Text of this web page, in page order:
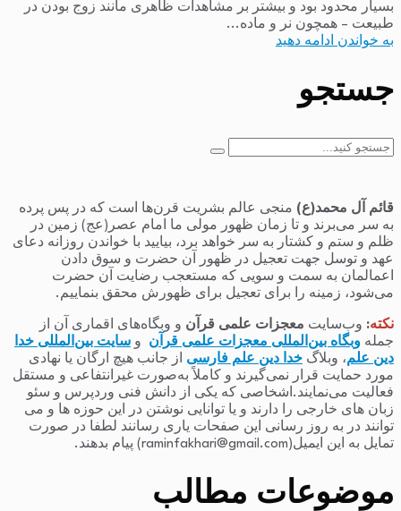
بسیار محدود بود و بیشتر بر مشاهدات ظاهری مانند زوج بودن در
طبیعت – همچون نر و ماده...
به خواندن ادامه دهید
جستجو
جستجو
قائم آل محمد(ع) منجی عالم بشریت قرن‌ها است که در پس پرده
به سر می‌برند و تا زمان ظهور مولی ما امام عصر(عج) زمین در
ظلم و ستم و کشتار به سر خواهد برد، بیایید با خواندن روزانه دعای
عهد و توسل جهت تعجیل در ظهور آن حضرت و سوق دادن
اعمالمان به سمت و سویی که مستعجب رضایت آن حضرت
می‌شود، زمینه را برای تعجیل برای ظهورش محقق بنماییم.
نکته: وب‌سایت معجزات علمی قرآن و وبگاه‌های اقماری آن از
جمله وبگاه بین‌المللی معجزات علمی قرآن و سایت بین‌المللی خدا
دین علم، وبلاگ خدا دین علم فارسی از جانب هیچ ارگان یا نهادی
مورد حمایت قرار نمی‌گیرند و کاملاً به‌صورت غیرانتفاعی و مستقل
فعالیت می‌نمایند.اشخاصی که یکی از دانش فنی وردپرس و سئو
زبان های خارجی را دارند و یا توانایی نوشتن در این حوزه ها و می
توانند در به روز رسانی این صفحات یاری رسانند لطفا در صورت
تمایل به این ایمیل(raminfakhari@gmail.com) پیام بدهند.
موضوعات مطالب